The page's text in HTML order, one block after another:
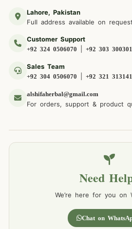
Lahore, Pakistan
Full address available on
Customer Support
+92 324 0506070 +92 303
Sales Team
+92 304 0506070 +92 321
alshifaherbal@gmail.com
For orders, support & product
Need
We’re here for you on
Chat on